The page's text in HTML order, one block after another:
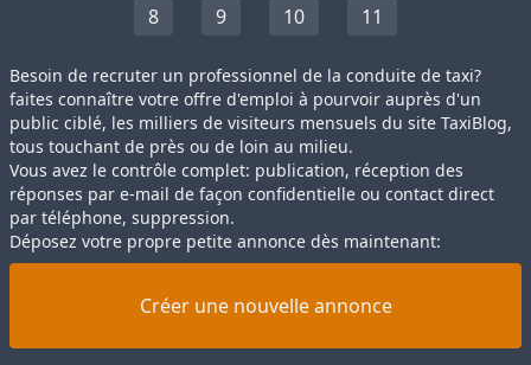
8 9 10 11
Besoin de recruter un professionnel de la conduite de taxi?
faites connaître votre offre d'emploi à pourvoir auprès d'un
public ciblé, les milliers de visiteurs mensuels du site TaxiBlog,
tous touchant de près ou de loin au milieu.
Vous avez le contrôle complet: publication, réception des
réponses par e-mail de façon confidentielle ou contact direct
par téléphone, suppression.
Déposez votre propre petite annonce dès maintenant:
Créer une nouvelle annonce